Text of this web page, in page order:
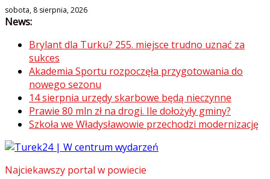
Skip
to
sobota, 8 sierpnia, 2026
News:
Brylant dla Turku? 255. miejsce trudno uznać za
sukces
Akademia Sportu rozpoczęła przygotowania do
nowego sezonu
14 sierpnia urzędy skarbowe będą nieczynne
Prawie 80 mln zł na drogi. Ile dołożyły gminy?
Szkoła we Władysławowie przechodzi modernizację
Najciekawszy portal w powiecie